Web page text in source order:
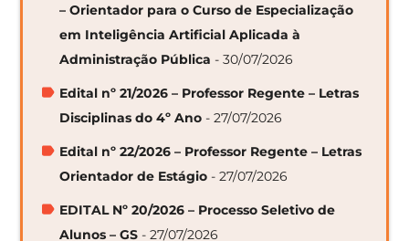
– Orientador para o Curso de Especialização
em Inteligência Artificial Aplicada à
Administração Pública - 30/07/2026
Edital nº 21/2026 – Professor Regente – Letras
Disciplinas do 4º Ano - 27/07/2026
Edital nº 22/2026 – Professor Regente – Letras
Orientador de Estágio - 27/07/2026
EDITAL Nº 20/2026 – Processo Seletivo de
Alunos – GS - 27/07/2026